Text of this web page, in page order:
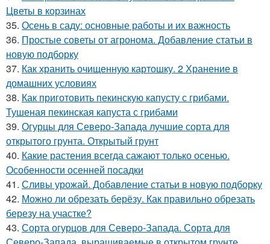
Цветы в корзинах
35. Осень в саду: основные работы и их важность
36. Простые советы от агронома. Добавление статьи в
новую подборку
37. Как хранить очищенную картошку. 2 Хранение в
домашних условиях
38. Как приготовить пекинскую капусту с грибами.
Тушеная пекинская капуста с грибами
39. Огурцы для Северо-Запада лучшие сорта для
открытого грунта. Открытый грунт
40. Какие растения всегда сажают только осенью.
Особенности осенней посадки
41. Сливы урожай. Добавление статьи в новую подборку
42. Можно ли обрезать берёзу. Как правильно обрезать
березу на участке?
43. Сорта огурцов для Северо-Запада. Сорта для